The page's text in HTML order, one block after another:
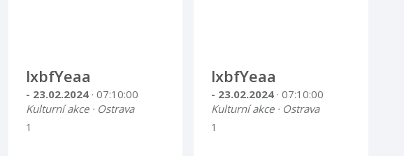
lxbfYeaa
- 23.02.2024 · 07:10:00
Kulturní akce · Ostrava
1
lxbfYeaa
- 23.02.2024 · 07:10:00
Kulturní akce · Ostrava
1